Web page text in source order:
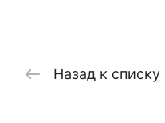
Назад к списку